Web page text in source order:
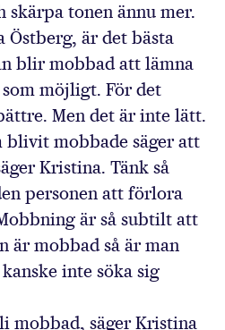
skärpa tonen ännu mer.
Östberg, är det bästa
blir mobbad att lämna
möjligt. För det
Men det är inte lätt.
blivit mobbade säger att
Kristina. Tänk så
personen att förlora
är så subtilt att
är mobbad så är man
inte söka sig
mobbad, säger Kristina